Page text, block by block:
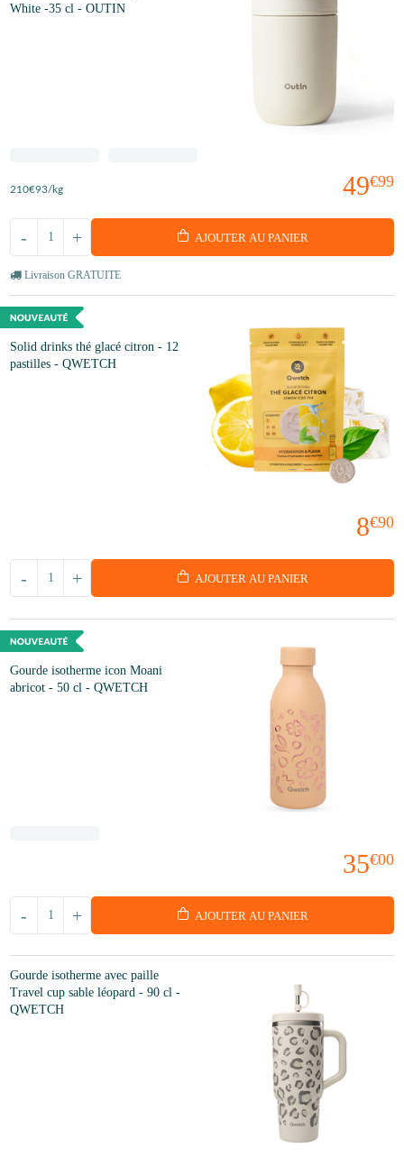
White -35 cl - OUTIN
49€99
210€93/kg
+
- AJOUTER AU PANIER
Livraison GRATUITE
Solid drinks thé glacé citron - 12
pastilles - QWETCH
8€90
+
- AJOUTER AU PANIER
Gourde isotherme icon Moani
abricot - 50 cl - QWETCH
35€00
+
- AJOUTER AU PANIER
Gourde isotherme avec paille
Travel cup sable léopard - 90 cl -
QWETCH